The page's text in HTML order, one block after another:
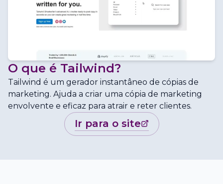
O que é Tailwind?
Tailwind é um gerador instantâneo de cópias de
marketing. Ajuda a criar uma cópia de marketing
envolvente e eficaz para atrair e reter clientes.
ir para o site